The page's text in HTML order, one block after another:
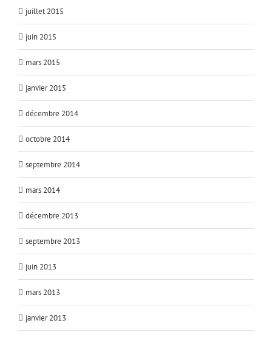
juillet 2015
juin 2015
mars 2015
janvier 2015
décembre 2014
octobre 2014
septembre 2014
mars 2014
décembre 2013
septembre 2013
juin 2013
mars 2013
janvier 2013